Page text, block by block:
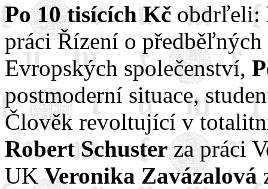
Po 10 tisících Kč obdrľeli:
práci Řízení o
Evropských společenství,
postmoderní situace,
Člověk revoltující v
Robert Schusterza práci
UKVeronika Zavázalová